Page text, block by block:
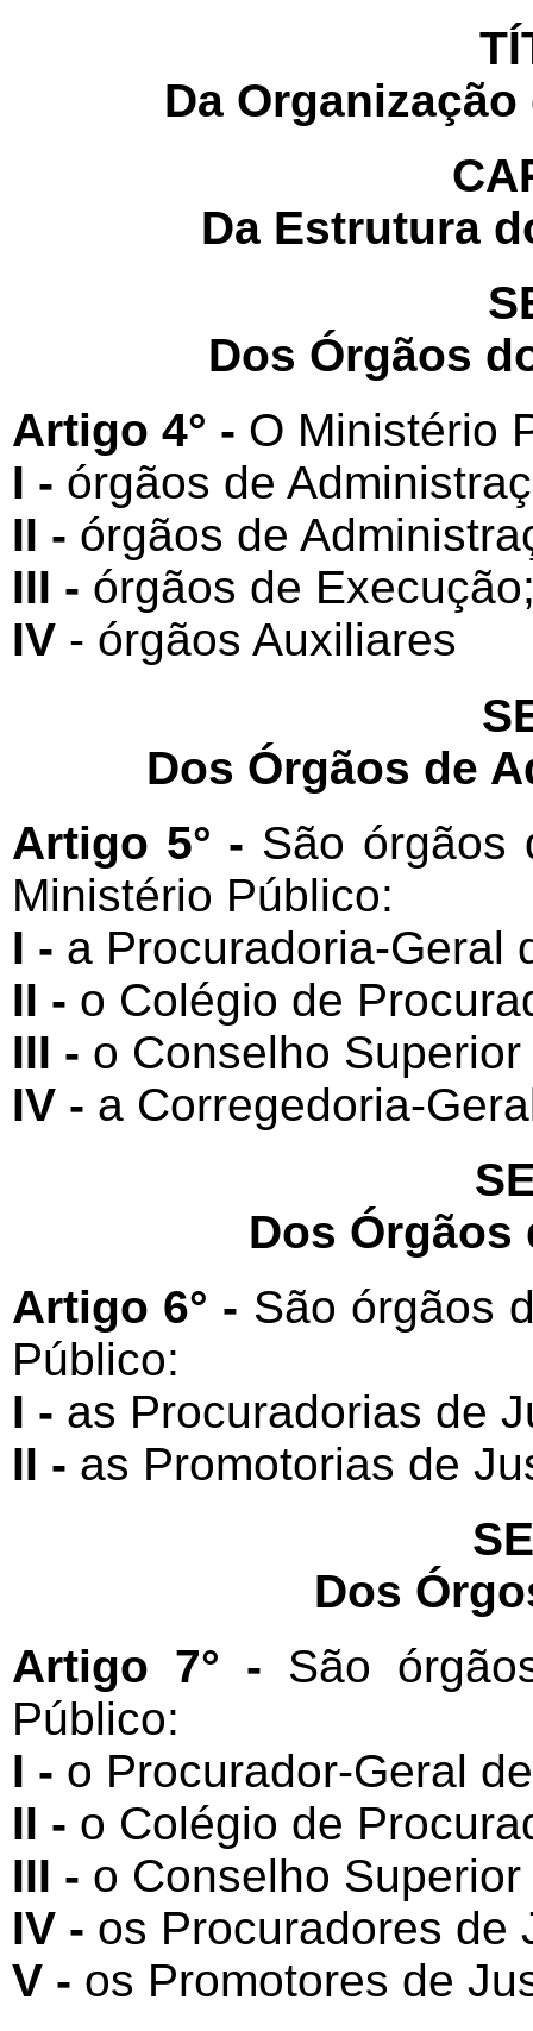
Da
Da Estrutura
Dos Órgãos
Artigo 4° - O Ministério
I - órgãos de
II - órgãos de
III - órgãos de
IV - órgãos Auxiliares
Dos Órgãos de
Artigo 5° - São órgãos
Ministério Público:
I - a Procuradoria-Geral
II - o Colégio de
III - o Conselho
IV - a Corregedoria-
Dos
Artigo 6° - São órgãos
Público:
I - as Procuradorias de
II - as Promotorias de
Dos
Artigo 7° - São
Público:
I - o Procurador-Geral
II - o Colégio de
III - o Conselho
IV - os Procuradores de
V - os Promotores de